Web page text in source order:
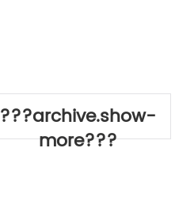
???archive.show-
more???